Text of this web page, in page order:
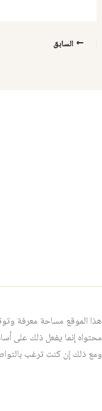
السابق
هذا الموقع مساحة معرفة
محتواه إنما يفعل ذلك على
ومع ذلك إن كنت ترغب